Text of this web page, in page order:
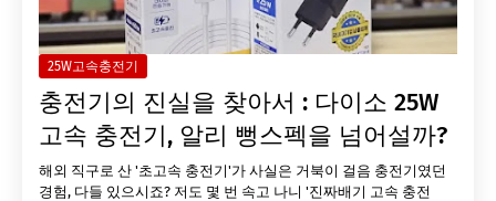
25W고속충전기
충전기의 진실을 찾아서 : 다이소 25W
고속 충전기, 알리 뻥스펙을 넘어설까?
해외 직구로 산 '초고속 충전기'가 사실은 거북이 걸음 충전기였던
경험, 다들 있으시죠? 저도 몇 번 속고 나니 '진짜배기 고속 충전